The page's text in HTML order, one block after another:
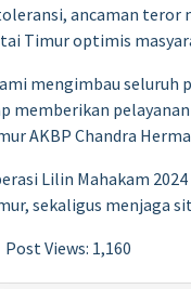
ancaman teror
Timur optimis
mengimbau seluruh
memberikan
AKBP Chandra
Lilin Mahakam
sekaligus menjaga
Post Views: 1,160